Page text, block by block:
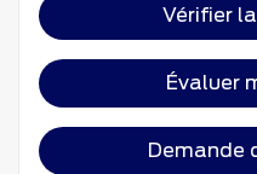
Vérifier
Évaluer
Demande